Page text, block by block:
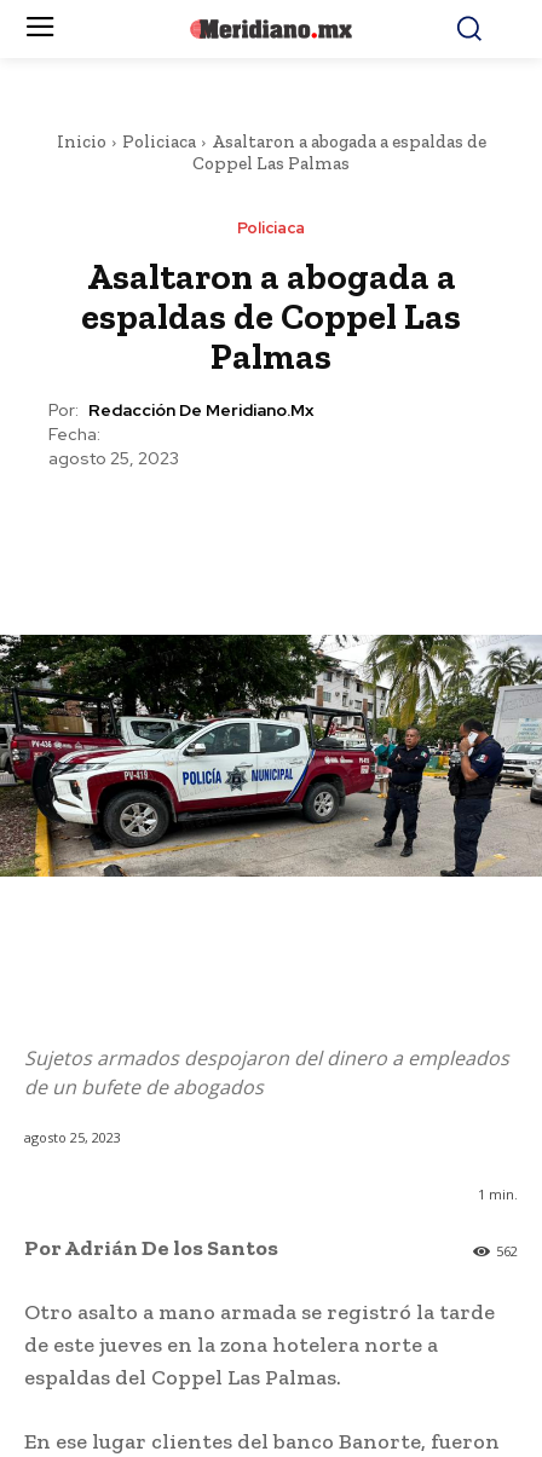
Inicio Policiaca
Asaltaron a abogada a espaldas de
Coppel Las Palmas
Policiaca
Asaltaron a abogada a
espaldas de Coppel Las
Palmas
Por: Redacción De Meridiano.mx
Fecha:
agosto 25, 2023
Sujetos armados despojaron del dinero a empleados
de un bufete de abogados
agosto 25, 2023
1 min.
562
Por Adrián De los Santos
Otro asalto a mano armada se registró la tarde
de este jueves en la zona hotelera norte a
espaldas del Coppel Las Palmas.
En ese lugar clientes del banco Banorte, fueron